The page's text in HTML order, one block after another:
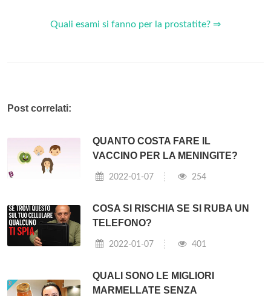
Quali esami si fanno per la prostatite? ⇒
Post correlati:
QUANTO COSTA FARE IL
VACCINO PER LA MENINGITE?
2022-01-07 254
COSA SI RISCHIA SE SI RUBA UN
TELEFONO?
2022-01-07 401
QUALI SONO LE MIGLIORI
MARMELLATE SENZA